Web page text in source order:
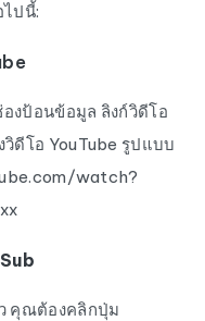
ปนี้:
งป้อนข้อมูล ลิงก์วิดีโอ
ดีโอ YouTube รูปแบบ
watch?
คุณต้องคลิกปุ่ม